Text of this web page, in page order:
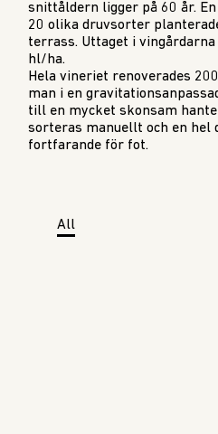
snittåldern ligger på 60 år.
20 olika druvsorter
terrass. Uttaget i
hl/ha.
Hela vineriet renoverades
man i en
till en mycket skonsam
sorteras manuellt och en hel
fortfarande för fot.
All